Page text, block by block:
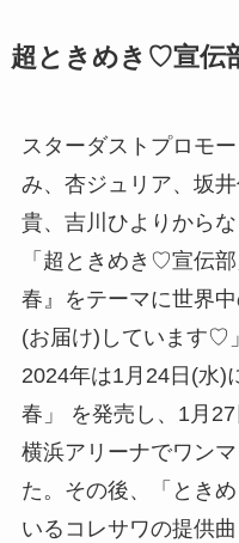
超ときめき♡宣
スターダストプロモ
み、杏ジュリア、坂
貴、吉川ひよりから
「超ときめき♡宣伝
春』をテーマに世界
(お届け)しています♡
2024年は1月24日(水)
春」 を発売し、1月
横浜アリーナでワン
た。その後、「とき
いるコレサワの提供